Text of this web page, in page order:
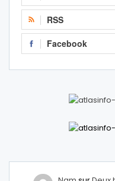
RSS
Facebook